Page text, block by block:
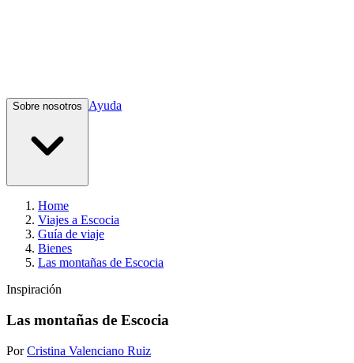
Sobre nosotros Ayuda
Home
Viajes a Escocia
Guía de viaje
Bienes
Las montañas de Escocia
Inspiración
Las montañas de Escocia
PorCristina Valenciano Ruiz